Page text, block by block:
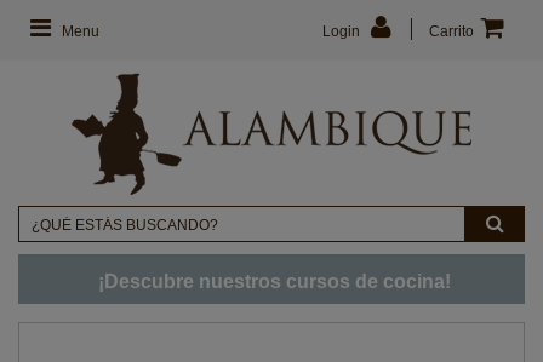
Menu Carrito
Login
¡Descubre nuestros cursos de cocina!